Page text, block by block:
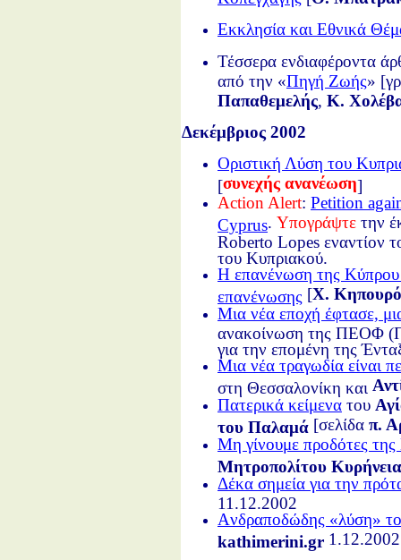
Εκκλησία και Εθνικά
Τέσσερα ενδιαφέροντα
από την «Πηγή Ζωής»
Παπαθεμελής, Κ.
Δεκέμβριος 2002
Οριστική Λύση του
[συνεχής ανανέωση]
Action Alert: Petition
Cyprus. Υπογράψτε την
Roberto Lopes εναντίον
του Κυπριακού.
Η επανένωση της Κύπρου
επανένωσης [Χ.
Μια νέα εποχή έφτασε,
ανακοίνωση της ΠΕΟΦ
για την επομένη της
Μια νέα τραγωδία είναι
στη Θεσσαλονίκη και
Πατερικά κείμενα του
του Παλαμά [σελίδα π.
Μη γίνουμε προδότες
Μητροπολίτου
Δέκα σημεία για την
11.12.2002
Aνδραποδώδης «λύση»
kathimerini.gr 1.12.2002